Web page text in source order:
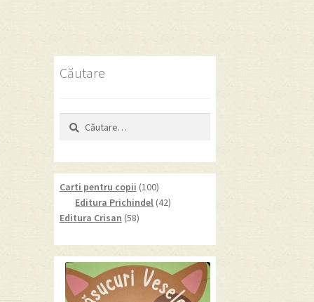
Căutare
Caută
după:
Carti pentru copii 100100
products
Editura Prichindel 4242
Editura Crisan 5858